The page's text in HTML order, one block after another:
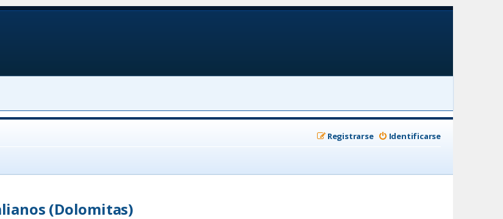
Identificarse
Registrarse
(Dolomitas)